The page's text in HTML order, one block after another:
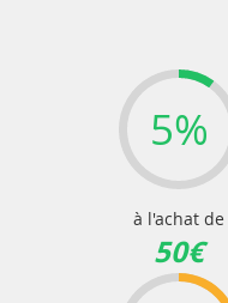
5%
à l'achat de
50€